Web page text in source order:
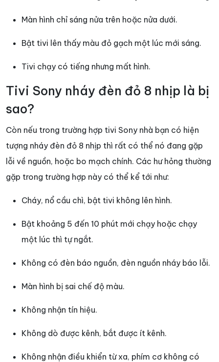
Màn hình chỉ sáng nửa trên hoặc nửa dưới.
Bật tivi lên thấy màu đỏ gạch một lúc mới sáng.
Tivi chạy có tiếng nhưng mất hình.
Tivi Sony nháy đèn đỏ 8 nhịp là bị
sao?
Còn nếu trong trường hợp tivi Sony nhà bạn có hiện
tượng nháy đèn đỏ 8 nhịp thì rất có thể nó đang gặp
lỗi về nguồn, hoặc bo mạch chính. Các hư hỏng thường
gặp trong trường hợp này có thể kể tới như:
Cháy, nổ cầu chì, bật tivi không lên hình.
Bật khoảng 5 đến 10 phút mới chạy hoặc chạy
một lúc thì tự ngắt.
Không có đèn báo nguồn, đèn nguồn nháy báo lỗi.
Màn hình bị sai chế độ màu.
Không nhận tín hiệu.
Không dò được kênh, bắt được ít kênh.
Không nhận điều khiển từ xa, phím cơ không có